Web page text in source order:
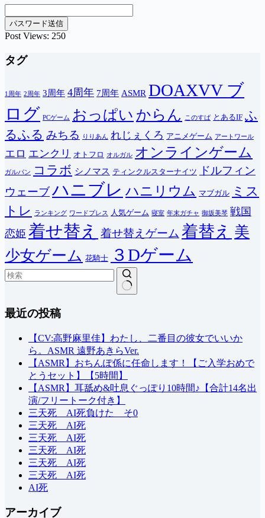
Post Views: 250
タグ
1周年 2周年 3周年 4周年 7周年 ASMR DOAXVV ブ
ログ PCゲーム おっぱい からん このすば とあるIF ふ
るふる みちる りりあん れじぇくろ アニメゲーム アートワール
エロ エンクリ オトフロ オルガル オンラインゲーム
ガルパン コラボ シノマス ティンクルスターナイツ
ドルフィン
ウェーブハニブレ ハニリウム マブガル ミス
トレ
ランキング ワードプレス 人気ゲーム 寝室 年末ガチャ 御坂美琴 戦国
恋姫 着せ替え 着せ替えゲーム 着替え 美
少女ゲーム 花騎士 ３Dゲーム
果
最近の投稿
【CV:高野麻里佳】わたし、二番目の彼女でいいか
ら。ASMR 遠野あきらVer.
【ASMR】おちんぽ係に任命します！【ご入学おめで
とうセット】【5時間】
【ASMR】耳舐め&吐息ぐっぽり10時間♪【合計14名出
演/フリートーク付き】
三天死 AI死負けた そ0
三天死 AI死
三天死 AI死
三天死 AI死
三天死 AI死
三天死 AI死
AI死
アーカイブ